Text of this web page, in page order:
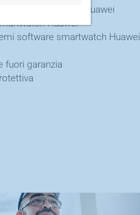
liquidi smartwatch Huawei
Huawei
software smartwatch Huawei
fuori garanzia